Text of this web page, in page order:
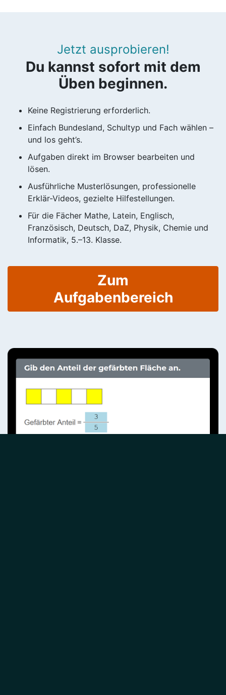
Jetzt ausprobieren!
Du kannst sofort mit dem
Üben beginnen.
Keine Registrierung erforderlich.
Einfach Bundesland, Schultyp und Fach wählen –
und los geht’s.
Aufgaben direkt im Browser bearbeiten und
lösen.
Ausführliche Musterlösungen, professionelle
Erklär-Videos, gezielte Hilfestellungen.
Für die Fächer Mathe, Latein, Englisch,
Französisch, Deutsch, DaZ, Physik, Chemie und
Informatik, 5.–13. Klasse.
Zum
Aufgabenbereich